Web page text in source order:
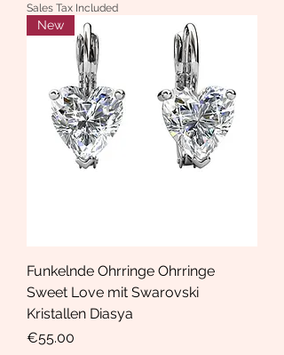
Sales Tax Included
New
Funkelnde Ohrringe Ohrringe
Sweet Love mit Swarovski
Kristallen Diasya
Price
€55.00